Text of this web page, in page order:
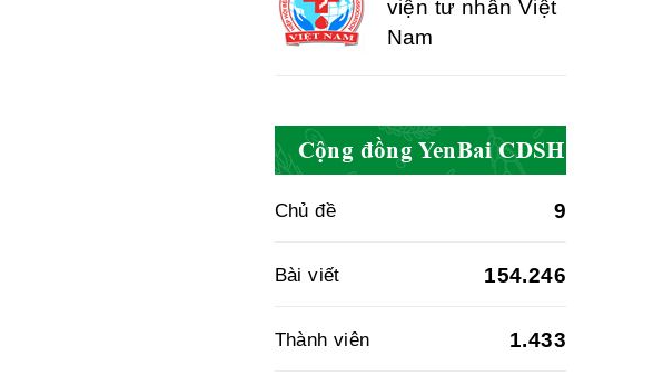
viện tư nhân Việt
Nam
dược cổ truyền -
BYT
nghiệp dược Việt
Cộng đồng YenBai CDSH
Chủ đề 9
Bài viết 154.246
Thành viên 1.433